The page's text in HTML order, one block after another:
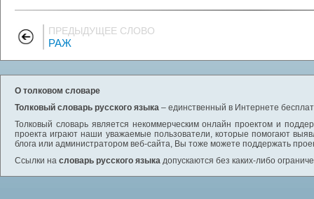
ПРЕДЫДУЩЕЕ СЛОВО
РАЖ
О толковом словаре
Толковый словарь русского языка – единственный в Интернете
Толковый словарь является некоммерческим онлайн проектом и
проекта играют наши уважаемые пользователи, которые помогают
блога или администратором веб-сайта, Вы тоже можете поддержать
Ссылки на словарь русского языка допускаются без каких-либо